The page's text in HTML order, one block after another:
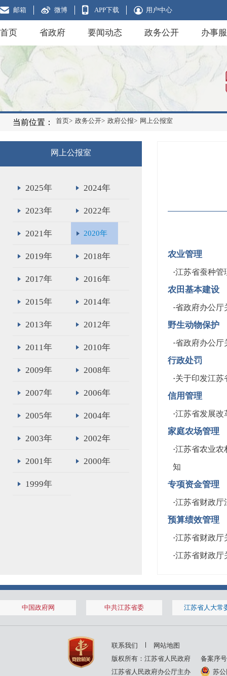
邮箱 微博 APP下载 用户中心
首页 省政府 要闻动态 政务公开 办事
当前位置： 首页> 政务公开> 政府公报> 网上公报室
网上公报室
2025年 2024年
2023年 2022年
2021年 2020年
2019年 2018年
2017年 2016年
2015年 2014年
2013年 2012年
2011年 2010年
2009年 2008年
2007年 2006年
2005年 2004年
2003年 2002年
2001年 2000年
1999年
农业管理
·江苏省蚕种管
农田基本建设
·省政府办公厅
野生动物保护
·省政府办公厅
行政处罚
·关于印发江苏
信用管理
·江苏省发展改
家庭农场管理
·江苏省农业农
知
专项资金管理
·江苏省财政厅
预算绩效管理
·江苏省财政厅
·江苏省财政厅
中国政府网 中共江苏省委 江苏省人大常
联系我们
网站地图
版权所有：江苏省人民政府
备案序
江苏省人民政府办公厅主办
苏